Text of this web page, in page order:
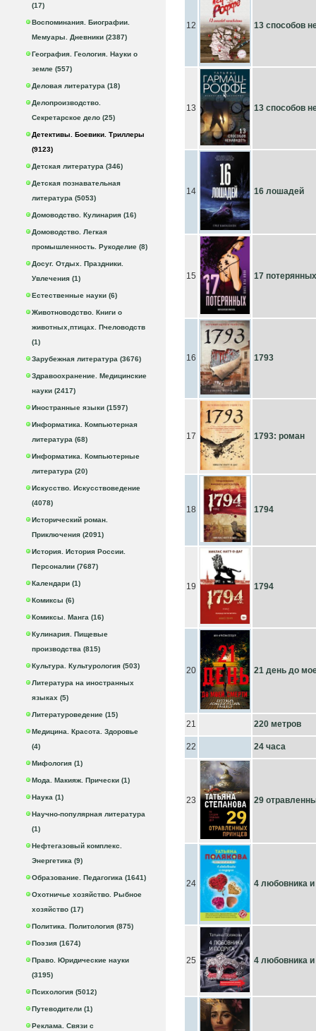
(17)
Воспоминания. Биографии.
Мемуары. Дневники (2387)
География. Геология. Науки о
земле (557)
Деловая литература (18)
Делопроизводство.
Секретарское дело (25)
Детективы. Боевики. Триллеры
(9123)
Детская литература (346)
Детская познавательная
литература (5053)
Домоводство. Кулинария (16)
Домоводство. Легкая
промышленность. Рукоделие (8)
Досуг. Отдых. Праздники.
Увлечения (1)
Естественные науки (6)
Животноводство. Книги о
животных,птицах. Пчеловодств
(1)
Зарубежная литература (3676)
Здравоохранение. Медицинские
науки (2417)
Иностранные языки (1597)
Информатика. Компьютерная
литература (68)
Информатика. Компьютерные
литература (20)
Искусство. Искусствоведение
(4078)
Исторический роман.
Приключения (2091)
История. История России.
Персоналии (7687)
Календари (1)
Комиксы (6)
Комиксы. Манга (16)
Кулинария. Пищевые
производства (815)
Культура. Культурология (503)
Литература на иностранных
языках (5)
Литературоведение (15)
Медицина. Красота. Здоровье
(4)
Мифология (1)
Мода. Макияж. Прически (1)
Наука (1)
Научно-популярная литература
(1)
Нефтегазовый комплекс.
Энергетика (9)
Образование. Педагогика (1641)
Охотничье хозяйство. Рыбное
хозяйство (17)
Политика. Политология (875)
Поэзия (1674)
Право. Юридические науки
(3195)
Психология (5012)
Путеводители (1)
Реклама. Связи с
12 13 способов
13 13 способов
14 16 лошадей
15 17 потерянных
16 1793
17 1793: роман
18 1794
19 1794
20 21 день до
21 220 метров
22 24 часа
23 29
24 4 любовника и
25 4 любовника и